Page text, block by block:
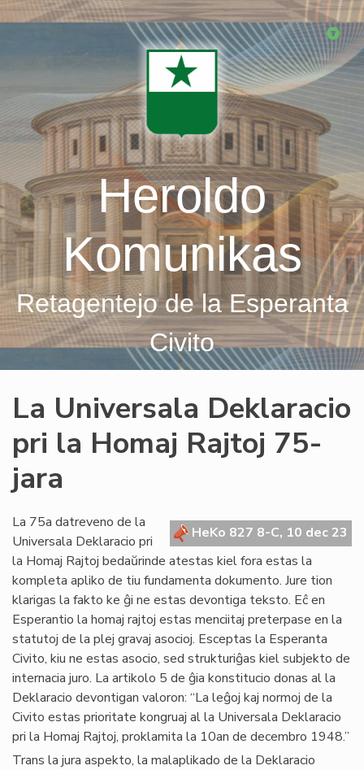
Skip
Heroldo
Komunikas
Retagentejo de la Esperanta
Civito
La Universala Deklaracio
pri la Homaj Rajtoj 75-
jara
HeKo 827 8-C, 10 dec 23
La 75a datreveno de la
Universala Deklaracio pri
la Homaj Rajtoj bedaŭrinde atestas kiel fora estas la
kompleta apliko de tiu fundamenta dokumento. Jure tion
klarigas la fakto ke ĝi ne estas devontiga teksto. Eĉ en
Esperantio la homaj rajtoj estas menciitaj preterpase en la
statutoj de la plej gravaj asocioj. Esceptas la Esperanta
Civito, kiu ne estas asocio, sed strukturiĝas kiel subjekto de
internacia juro. La artikolo 5 de ĝia konstitucio donas al la
Deklaracio devontigan valoron: “La leĝoj kaj normoj de la
Civito estas prioritate kongruaj al la Universala Deklaracio
pri la Homaj Rajtoj, proklamita la 10an de decembro 1948.”
Trans la jura aspekto, la malaplikado de la Deklaracio